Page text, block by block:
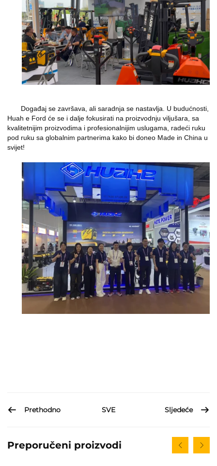
Događaj se završava, ali saradnja se nastavlja. U budućnosti,
Huah e Ford će se i dalje fokusirati na proizvodnju viljušara, sa
kvalitetnijim proizvodima i profesionalnijim uslugama, radeći ruku
pod ruku sa globalnim partnerima kako bi doneo Made in China u
svijet!
Prethodno SVE Sljedeće
Preporučeni proizvodi